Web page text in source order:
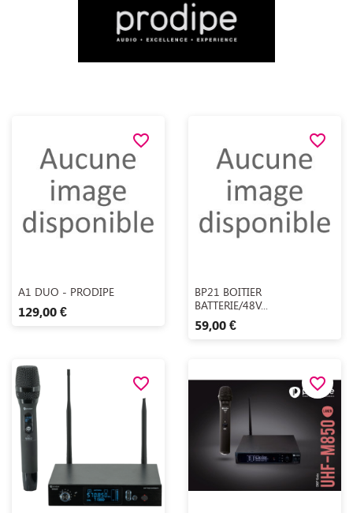
 Aperçu rapide
A1 DUO - PRODIPE
129,00 €
favorite_border
Aperçu rapide
BP21 BOITIER
BATTERIE/48V...
59,00 €
favorite_border
favorite_border favorite_border